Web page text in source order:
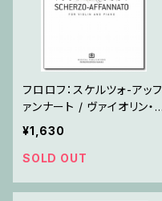
フロロフ：スケルツォ-アッフ
ァンナート / ヴァイオリン・
ピアノ
¥1,630
SOLD OUT